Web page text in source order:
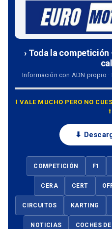
› Toda la competición
Información con ADN propio
⭡ VALE MUCHO PERO NO
⭡
⬇
COMPETICIÓN F1
CERA CERT
CIRCUITOS KARTING
NOTICIAS COCHES